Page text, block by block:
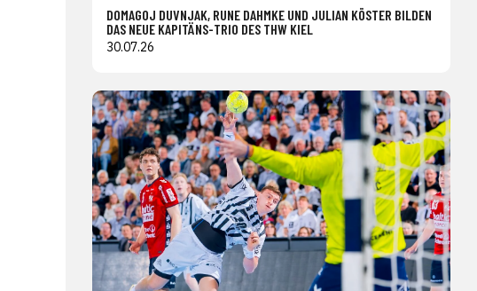
DOMAGOJ DUVNJAK, RUNE DAHMKE UND JULIAN KÖSTER BILDEN
DAS NEUE KAPITÄNS-TRIO DES THW KIEL
30.07.26